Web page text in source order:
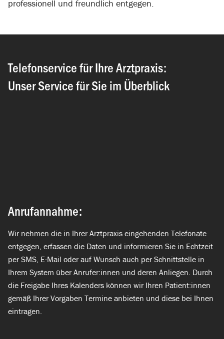
professionell und freundlich entgegen.
Telefonservice für Ihre Arztpraxis:
Unser Service für Sie im Überblick
Anrufannahme:
Wir nehmen die in Ihrer Arztpraxis eingehenden Telefonate
entgegen, erfassen die Daten und informieren Sie in Echtzeit
per SMS, E-Mail oder auf Wunsch auch per Schnittstelle in
Ihrem System über Anrufer:innen und deren Anliegen. Durch
die Freigabe Ihres Kalenders können wir Ihren Patient:innen
gemäß Ihrer Vorgaben Termine anbieten und diese bei Ihnen
eintragen.